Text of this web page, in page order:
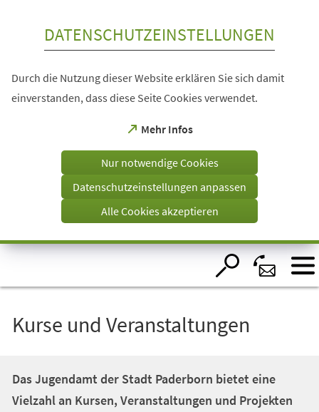
Visuelle
DATENSCHUTZEINSTELLUNGEN
Durch die Nutzung dieser Website erklären Sie sich damit
einverstanden, dass diese Seite Cookies verwendet.
Mehr Infos
(Öffnet
einem
Tab)
Nur notwendige Cookies
Datenschutzeinstellungen anpassen
Alle Cookies akzeptieren
Kurse und Veranstaltungen
Das Jugendamt der Stadt Paderborn bietet eine
Vielzahl an Kursen, Veranstaltungen und Projekten